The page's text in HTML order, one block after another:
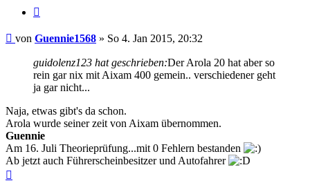
Beitrag
von Guennie1568 » So 4. Jan 2015, 20:32
guidolenz123 hat geschrieben:Der Arola 20 hat aber so
rein gar nix mit Aixam 400 gemein.. verschiedener geht
ja gar nicht...
Naja, etwas gibt's da schon.
Arola wurde seiner zeit von Aixam übernommen.
Guennie
Am 16. Juli Theorieprüfung...mit 0 Fehlern bestanden
Ab jetzt auch Führerscheinbesitzer und Autofahrer